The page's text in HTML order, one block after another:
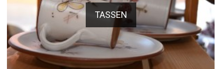
TASSEN